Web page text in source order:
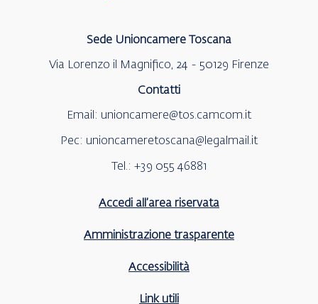
Sede Unioncamere Toscana
Via Lorenzo il Magnifico, 24 - 50129 Firenze
Contatti
Email: unioncamere@tos.camcom.it
Pec: unioncameretoscana@legalmail.it
Tel.: +39 055 46881
Accedi all’area riservata
Amministrazione trasparente
Accessibilità
Link utili